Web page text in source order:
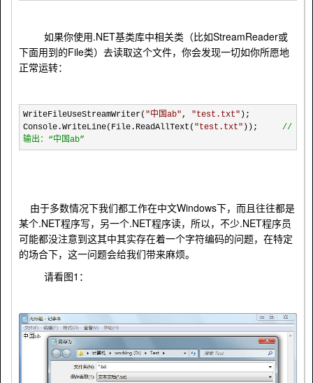
如果你使用 .NET基类库中相关类（比如StreamReader或
下面用到的File类）去读取这个文件，你会发现一切如你所愿地
正常运转：
WriteFileUseStreamWriter( "中国ab", "test.txt" );
Console.WriteLine(File.ReadAllText( "test.txt" )); //
输出：“中国ab”
由于多数情况下我们都工作在中文Windows 下，而且往往都是
某个.NET程序写，另一个.NET程序读，所以，不少.NET程序员
可能都没注意到这其中其实存在着一个字符编码的问题，在特定
的场合下，这一问题会给我们带来麻烦。
请看图 1 ：